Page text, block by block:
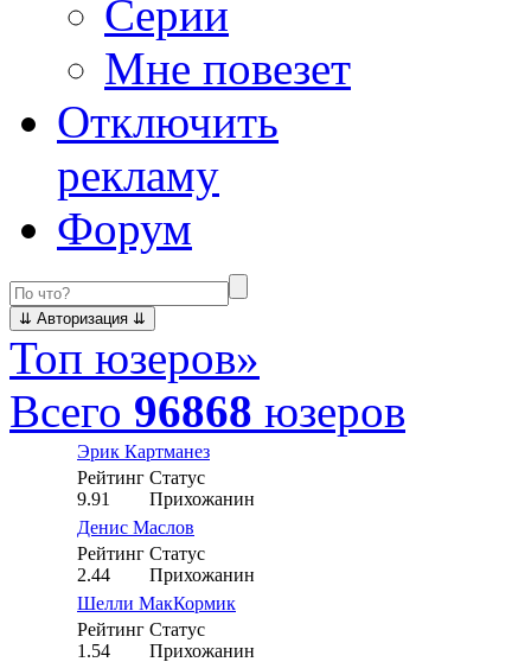
Серии
Мне повезет
Отключить
рекламу
Форум
Топ юзеров»
Всего 96868 юзеров
Эрик Картманез
Рейтинг
9.91
Статус
Прихожанин
Денис Маслов
Рейтинг
2.44
Статус
Прихожанин
Шелли МакКормик
Рейтинг
1.54
Статус
Прихожанин